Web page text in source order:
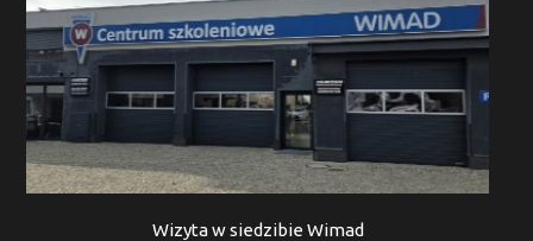
Wizyta w siedzibie Wimad